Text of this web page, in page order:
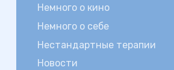
Немного о кино
Немного о себе
Нестандартные терапии
Новости